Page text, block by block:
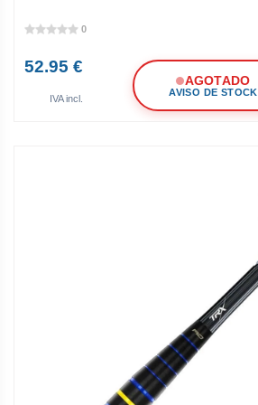
0
52.95 €
IVA incl.
AGOTADO
AVISO DE STOCK